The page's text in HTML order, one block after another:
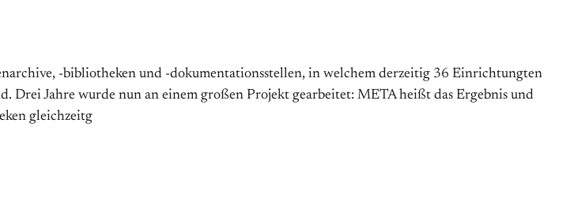
-bibliotheken und -dokumentationsstellen, in welchem derzeitig 36 Einrichtungten
Drei Jahre wurde nun an einem großen Projekt gearbeitet: META heißt das Ergebnis und
gleichzeitg